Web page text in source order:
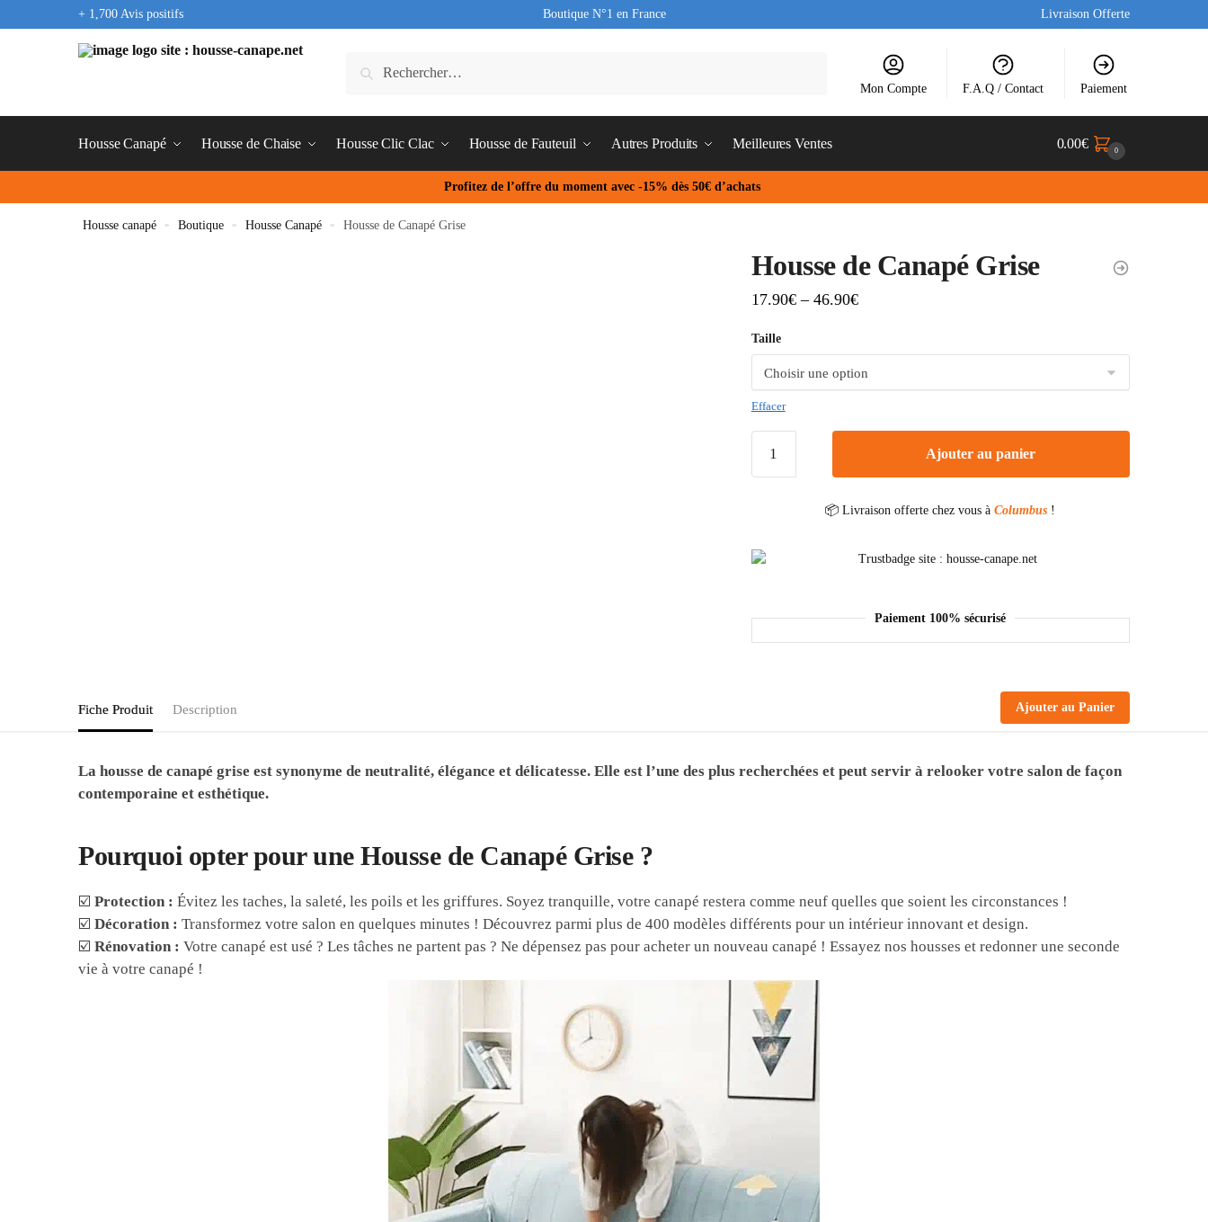
+ 1,700 Avis positifs Boutique N°1 en France Livraison Offerte
Mon Compte F.A.Q / Contact Paiement
Housse Canapé Housse de Chaise Housse Clic Clac Housse de Fauteuil Autres Produits Meilleures Ventes 0.00€ 0
Profitez de l’offre du moment avec -15% dès 50€ d’achats
Housse canapé » Boutique » Housse Canapé » Housse de Canapé Grise
Housse de Canapé Grise
17.90€– 46.90€
Taille
Effacer
Ajouter au panier
📦 Livraison offerte chez vous àColumbus !
Paiement 100% sécurisé
Fiche Produit Description Ajouter au Panier
La housse de canapé grise est synonyme de neutralité, élégance et délicatesse. Elle est l’une des plus recherchées et peut servir à relooker votre salon de façon
contemporaine et esthétique.
Pourquoi opter pour une Housse de Canapé Grise ?
☑️Protection : Évitez les taches, la saleté, les poils et les griffures. Soyez tranquille, votre canapé restera comme neuf quelles que soient les circonstances !
☑️Décoration : Transformez votre salon en quelques minutes ! Découvrez parmi plus de 400 modèles différents pour un intérieur innovant et design.
☑️Rénovation : Votre canapé est usé ? Les tâches ne partent pas ? Ne dépensez pas pour acheter un nouveau canapé ! Essayez nos housses et redonner une seconde
vie à votre canapé !